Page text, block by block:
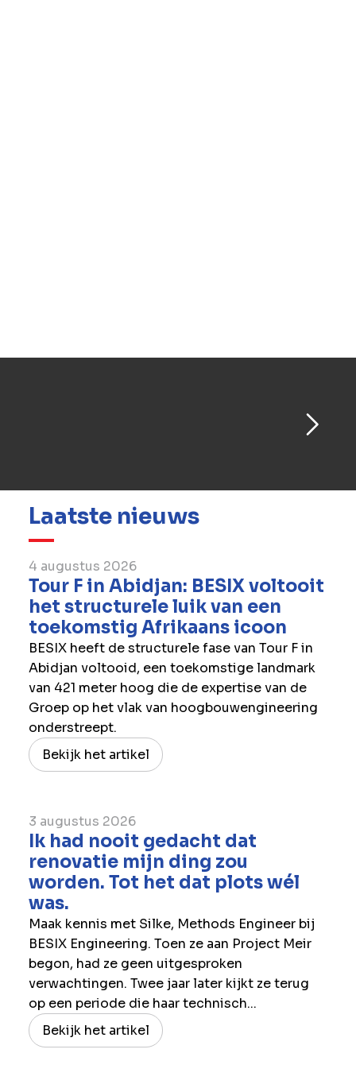
Laatste nieuws
4 augustus 2026
Tour F in Abidjan: BESIX voltooit
het structurele luik van een
toekomstig Afrikaans icoon
BESIX heeft de structurele fase van Tour F in
Abidjan voltooid, een toekomstige landmark
van 421 meter hoog die de expertise van de
Groep op het vlak van hoogbouwengineering
onderstreept.
Bekijk het artikel
3 augustus 2026
Ik had nooit gedacht dat
renovatie mijn ding zou
worden. Tot het dat plots wél
was.
Maak kennis met Silke, Methods Engineer bij
BESIX Engineering. Toen ze aan Project Meir
begon, had ze geen uitgesproken
verwachtingen. Twee jaar later kijkt ze terug
op een periode die haar technisch...
Bekijk het artikel